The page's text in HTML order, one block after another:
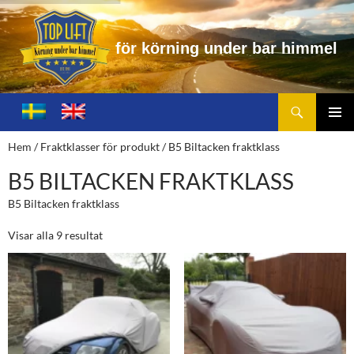
för körning under bar himme
Toplift.se – för körning under bar himmel
HOPPA
TILL
INNEHÅLL
Hem / Fraktklasser för produkt / B5 Biltacken fraktklass
B5 BILTACKEN FRAKTKLASS
B5 Biltacken fraktklass
Visar alla 9 resultat